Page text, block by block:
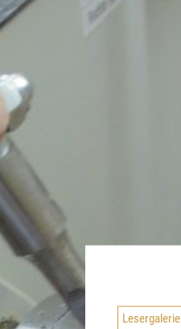
Lesergalerie